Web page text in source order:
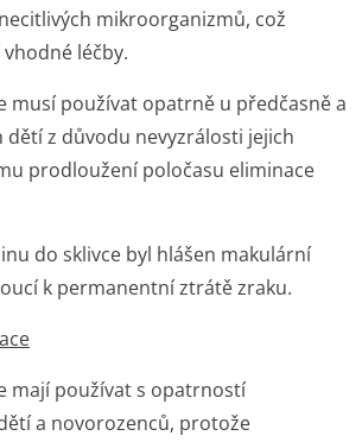
mikroorganizmů, což
léčby.
musí používat opatrně u předčasně a
dětí z důvodu nevyzrálosti jejich
prodloužení poločasu eliminace
do sklivce byl hlášen makulární
k permanentní ztrátě zraku.
mají používat s opatrností
a novorozenců, protože